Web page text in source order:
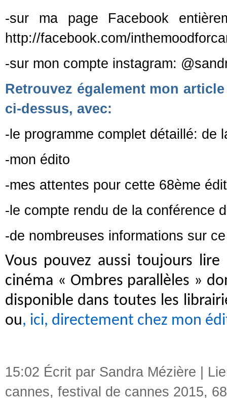
-sur ma page Facebook
http://facebook.com/
-sur mon compte instagram:
Retrouvez également mon
ci-dessus, avec:
-le programme complet détaillé: de
-mon édito
-mes attentes pour cette 68ème
-le compte rendu de la conférence
-de nombreuses informations sur
Vous pouvez aussi toujours
cinéma « Ombres parallèles »
disponible dans toutes les
ou, ici, directement chez mon
15:02 Écrit par Sandra Mézière |
cannes, festival de cannes 2015,